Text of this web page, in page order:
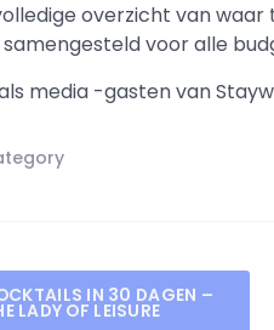
overzicht van
voor alle
media -gasten van
IN 30 DAGEN –
LADY OF LEISURE